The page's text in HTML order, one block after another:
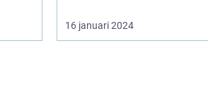
16 januari 2024